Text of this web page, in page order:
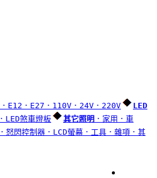
．E12 ．E27 ．110V ．24V ．220V
LED
．LED煞車燈板 其它照明 ．家用 ．車
．怒閃控制器 ．LCD螢幕 ．工具 ．雜項 ．其